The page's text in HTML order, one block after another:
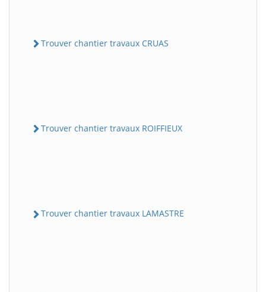
Trouver chantier travaux CRUAS
Trouver chantier travaux ROIFFIEUX
Trouver chantier travaux LAMASTRE